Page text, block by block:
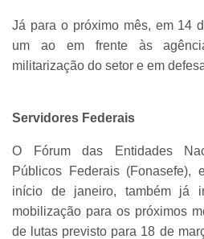
Já para o próximo mês, em 14
um ao em frente às
militarização do setor e em
Servidores Federais
O Fórum das Entidades
Públicos Federais (Fonasefe),
início de janeiro, também já
mobilização para os próximos
de lutas previsto para 18 de